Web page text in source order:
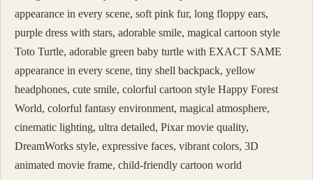
appearance in every scene, soft pink fur, long floppy ears,
purple dress with stars, adorable smile, magical cartoon style
Toto Turtle, adorable green baby turtle with EXACT SAME
appearance in every scene, tiny shell backpack, yellow
headphones, cute smile, colorful cartoon style Happy Forest
World, colorful fantasy environment, magical atmosphere,
cinematic lighting, ultra detailed, Pixar movie quality,
DreamWorks style, expressive faces, vibrant colors, 3D
animated movie frame, child-friendly cartoon world